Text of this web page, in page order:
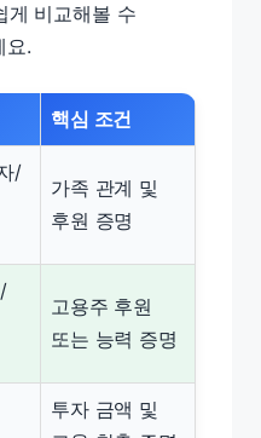
게 비교해볼 수
요.
핵심 조건
/
가족 관계 및
후원 증명
고용주 후원
또는 능력 증명
투자 금액 및